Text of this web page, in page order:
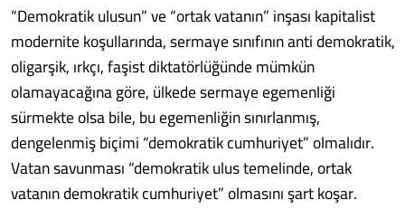
“Demokratik ulusun” ve “ortak vatanın” inşası kapitalist
modernite koşullarında, sermaye sınıfının anti demokratik,
oligarşik, ırkçı, faşist diktatörlüğünde mümkün
olamayacağına göre, ülkede sermaye egemenliği
sürmekte olsa bile, bu egemenliğin sınırlanmış,
dengelenmiş biçimi “demokratik cumhuriyet” olmalıdır.
Vatan savunması “demokratik ulus temelinde, ortak
vatanın demokratik cumhuriyet” olmasını şart koşar.